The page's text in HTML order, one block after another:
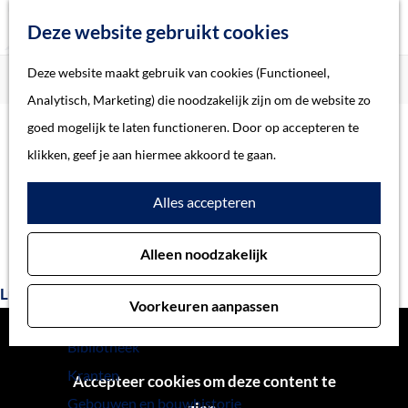
Deze website gebruikt cookies
Deze website maakt gebruik van cookies (Functioneel,
Analytisch, Marketing) die noodzakelijk zijn om de website zo
goed mogelijk te laten functioneren. Door op accepteren te
klikken, geef je aan hiermee akkoord te gaan.
Alles accepteren
Alleen noodzakelijk
Voorkeuren aanpassen
k
e
Home
Verhalen
Thema
Soort object
Collecties
Beeld en geluid
Bibliotheek
Kranten
Gebouwen en bouwhistorie
Home Verhalen Diorama 1944: Na de strijd
Diorama 1944: Na de
strijd
Luister naar het verhaal
Accepteer cookies om deze content te